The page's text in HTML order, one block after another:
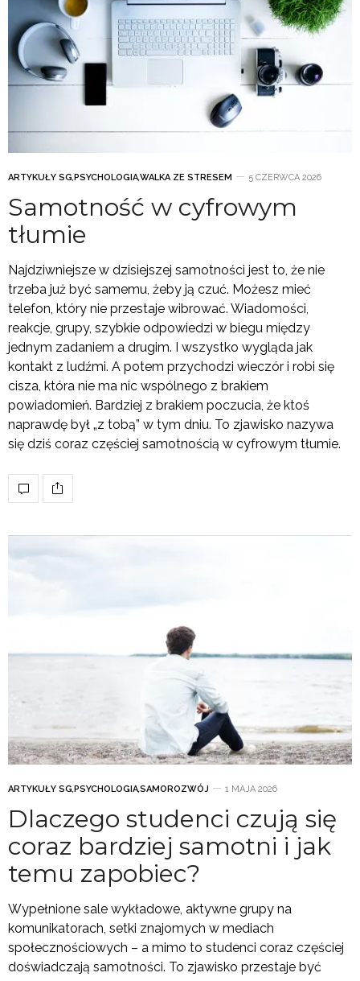
ARTYKUŁY SG PSYCHOLOGIAWALKA ZE STRESEM 5 CZERWCA 2026
Samotność w cyfrowym
tłumie
Najdziwniejsze w dzisiejszej samotności jest to, że nie
trzeba już być samemu, żeby ją czuć. Możesz mieć
telefon, który nie przestaje wibrować. Wiadomości,
reakcje, grupy, szybkie odpowiedzi w biegu między
jednym zadaniem a drugim. I wszystko wygląda jak
kontakt z ludźmi. A potem przychodzi wieczór i robi się
cisza, która nie ma nic wspólnego z brakiem
powiadomień. Bardziej z brakiem poczucia, że ktoś
naprawdę był „z tobą” w tym dniu. To zjawisko nazywa
się dziś coraz częściej samotnością w cyfrowym tłumie.
ARTYKUŁY SG,PSYCHOLOGIA,SAMOROZWÓJ 1 MAJA 2026
Dlaczego studenci czują się
coraz bardziej samotni i jak
temu zapobiec?
Wypełnione sale wykładowe, aktywne grupy na
komunikatorach, setki znajomych w mediach
społecznościowych – a mimo to studenci coraz częściej
doświadczają samotności. To zjawisko przestaje być